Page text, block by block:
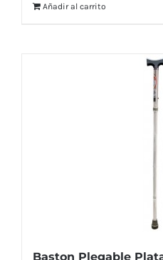
Añadir al carrito
Baston Plegable